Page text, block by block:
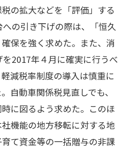
の拡大などを「評価」する
の引き下げの際は、「恒久
保を強く求めた。また、消
2017年４月に確実に行うべ
減税率制度の導入は慎重に
自動車関係税見直しでも、
に図るよう求めた。このほ
機能の地方移転に対する地
て資金等の一括贈与の非課